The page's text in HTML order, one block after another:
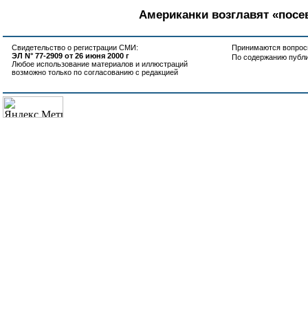
Американки возглавят
Свидетельство о регистрации СМИ:
ЭЛ N° 77-2909 от 26 июня 2000 г
Любое использование материалов и иллюстраций
возможно только по согласованию с редакцией
Принимаются
По содержанию